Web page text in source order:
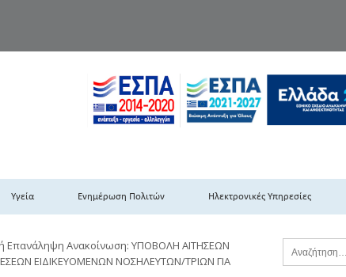
Περιφέρεια Πελοποννήσου- Ιονίων Νήσων-Ηπείρου & Δυτικής Ελλάδας
Υγεία Ενημέρωση Πολιτών Ηλεκτρονικές Υπηρεσίες
Επανάληψη Ανακοίνωση: ΥΠΟΒΟΛΗ ΑΙΤΗΣΕΩΝ
ΕΙΔΙΚΕΥΟΜΕΝΩΝ ΝΟΣΗΛΕΥΤΩΝ/ΤΡΙΩΝ ΓΙΑ